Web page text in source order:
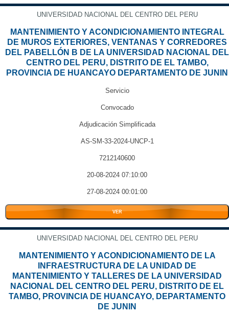
UNIVERSIDAD NACIONAL DEL CENTRO DEL PERU
MANTENIMIENTO Y ACONDICIONAMIENTO INTEGRAL
DE MUROS EXTERIORES, VENTANAS Y CORREDORES
DEL PABELLÓN B DE LA UNIVERSIDAD NACIONAL DEL
CENTRO DEL PERU, DISTRITO DE EL TAMBO,
PROVINCIA DE HUANCAYO DEPARTAMENTO DE JUNIN
Servicio
Convocado
Adjudicación Simplificada
AS-SM-33-2024-UNCP-1
7212140600
20-08-2024 07:10:00
27-08-2024 00:01:00
VER
UNIVERSIDAD NACIONAL DEL CENTRO DEL PERU
MANTENIMIENTO Y ACONDICIONAMIENTO DE LA
INFRAESTRUCTURA DE LA UNIDAD DE
MANTENIMIENTO Y TALLERES DE LA UNIVERSIDAD
NACIONAL DEL CENTRO DEL PERU, DISTRITO DE EL
TAMBO, PROVINCIA DE HUANCAYO, DEPARTAMENTO
DE JUNIN